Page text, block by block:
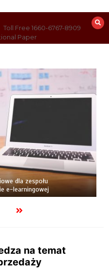
Toll Free 1660-6767-8909
Paper
dla zespołu
e-learningowej
na temat